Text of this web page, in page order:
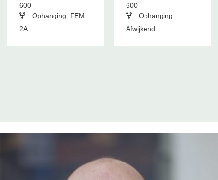
600
Ophanging: FEM
2A
600
Ophanging:
Afwijkend